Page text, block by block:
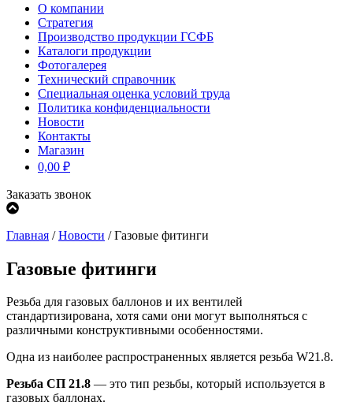
О компании
Стратегия
Производство продукции ГСФБ
Каталоги продукции
Фотогалерея
Технический справочник
Специальная оценка условий труда
Политика конфиденциальности
Новости
Контакты
Магазин
0,00 ₽
Заказать звонок
Главная /Новости /Газовые фитинги
Газовые фитинги
Резьба для газовых баллонов и их вентилей
стандартизирована, хотя сами они могут выполняться с
различными конструктивными особенностями.
Одна из наиболее распространенных является резьба W21.8.
Резьба СП 21.8 — это тип резьбы, который используется в
газовых баллонах.